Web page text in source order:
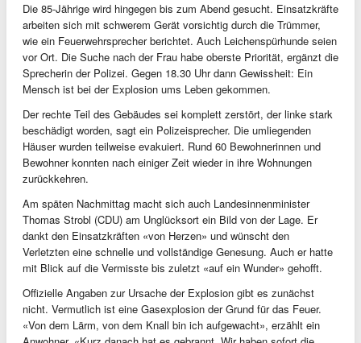
Die 85-Jährige wird hingegen bis zum Abend gesucht. Einsatzkräfte
arbeiten sich mit schwerem Gerät vorsichtig durch die Trümmer,
wie ein Feuerwehrsprecher berichtet. Auch Leichenspürhunde seien
vor Ort. Die Suche nach der Frau habe oberste Priorität, ergänzt die
Sprecherin der Polizei. Gegen 18.30 Uhr dann Gewissheit: Ein
Mensch ist bei der Explosion ums Leben gekommen.
Der rechte Teil des Gebäudes sei komplett zerstört, der linke stark
beschädigt worden, sagt ein Polizeisprecher. Die umliegenden
Häuser wurden teilweise evakuiert. Rund 60 Bewohnerinnen und
Bewohner konnten nach einiger Zeit wieder in ihre Wohnungen
zurückkehren.
Am späten Nachmittag macht sich auch Landesinnenminister
Thomas Strobl (CDU) am Unglücksort ein Bild von der Lage. Er
dankt den Einsatzkräften «von Herzen» und wünscht den
Verletzten eine schnelle und vollständige Genesung. Auch er hatte
mit Blick auf die Vermisste bis zuletzt «auf ein Wunder» gehofft.
Offizielle Angaben zur Ursache der Explosion gibt es zunächst
nicht. Vermutlich ist eine Gasexplosion der Grund für das Feuer.
«Von dem Lärm, von dem Knall bin ich aufgewacht», erzählt ein